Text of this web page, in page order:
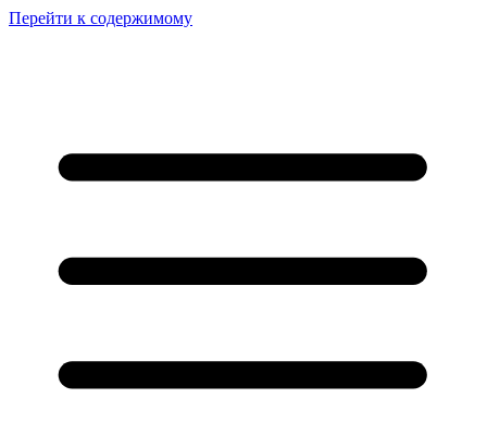
Перейти к содержимому